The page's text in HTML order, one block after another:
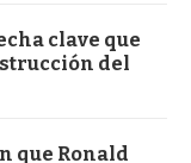
clave que
del
que Ronald